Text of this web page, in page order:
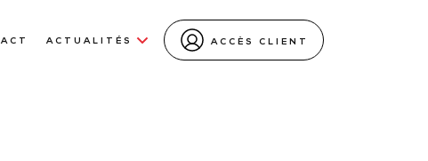
ACTUALITÉS ACCÈS CLIENT